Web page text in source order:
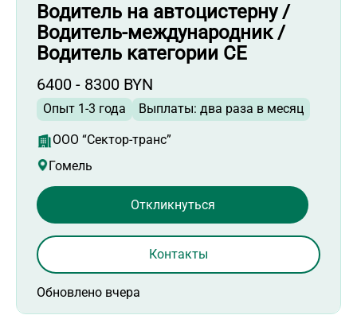
Водитель на автоцистерну /
Водитель-международник /
Водитель категории СЕ
6400 - 8300 BYN
Опыт 1-3 года Выплаты: два раза в месяц
ООО “Сектор-транс”
Гомель
Обновлено вчера
Откликнуться
Контакты